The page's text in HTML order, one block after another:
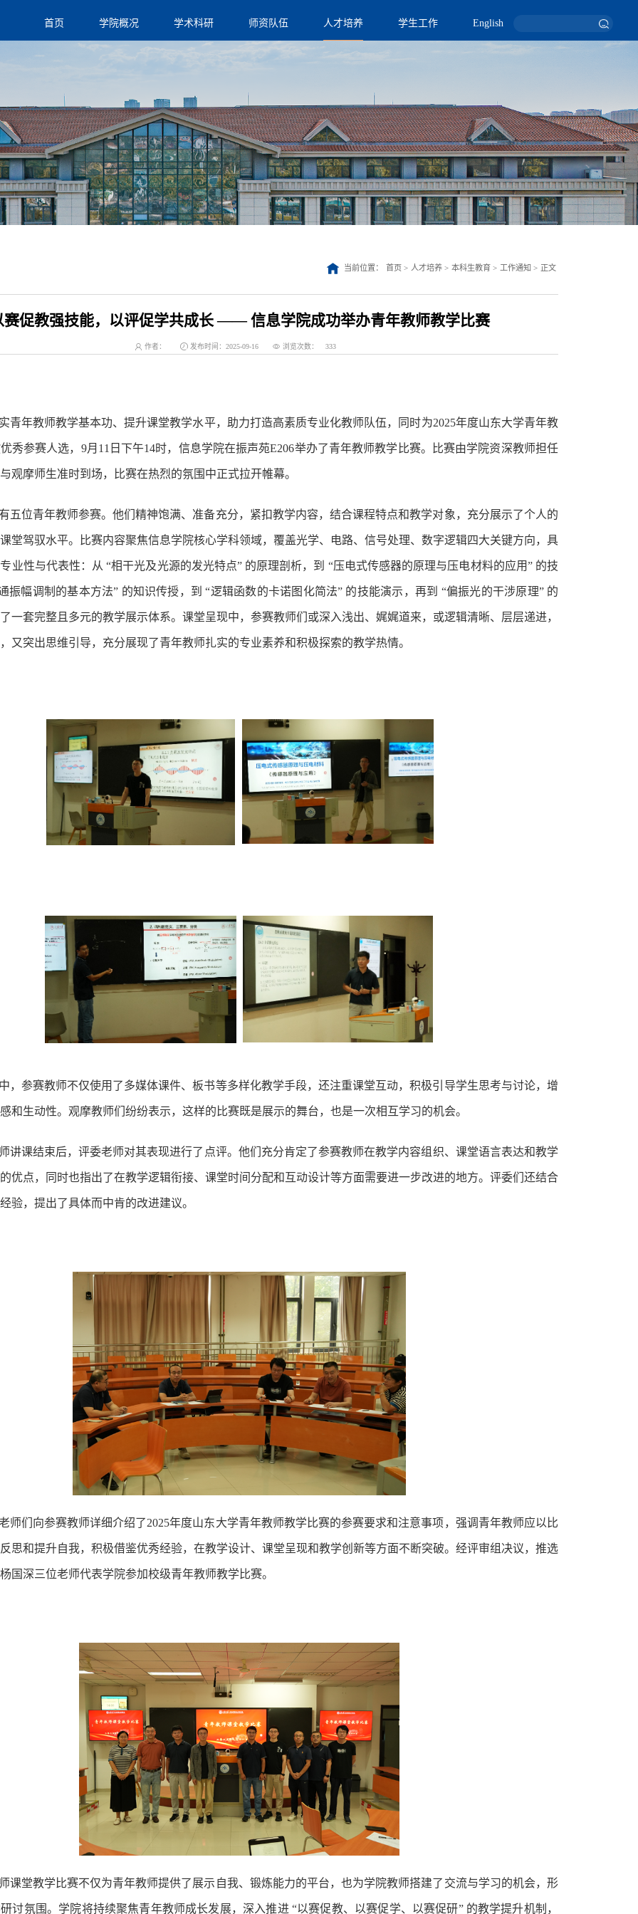
首页 学院概况 学术科研 师资队伍 人才培养 学生工作 English
当前位置： 首页 > 人才培养 > 本科生教育 > 工作通知 > 正文
赛促教强技能，以评促学共成长 —— 信息学院成功举办青年教师教学比赛
作者： 发布时间：2025-09-16 浏览次数： 333
青年教师教学基本功、提升课堂教学水平， 助力打造高素质专业化教师队伍，同时为2025年度山东大学青年教
秀参赛人选，9月11日下午14时，信息学院在振声苑E206举办了青年教师教学比赛。 比赛由学院资深教师担任
观摩师生准时到场，比赛在热烈的氛围中正式拉开帷幕。
五位青年教师参赛。他们精神饱满、准备充分，紧扣教学内容，结合课程特点和教学对象，充分展示了个人的
堂驾驭水平。比赛内容聚焦信息学院核心学科领域，覆盖光学、电路、信号处理、数字逻辑四大关键方向，具
业性与代表性：从 “相干光及光源的发光特点” 的原理剖析，到 “压电式传感器的原理与压电材料的应用” 的技
振幅调制的基本方法” 的知识传授，到 “逻辑函数的卡诺图化简法” 的技能演示，再到 “偏振光的干涉原理” 的
一套完整且多元的教学展示体系。课堂呈现中，参赛教师们或深入浅出、娓娓道来，或逻辑清晰、层层递进，
又突出思维引导，充分展现了青年教师扎实的专业素养和积极探索的教学热情。
，参赛教师不仅使用了多媒体课件、板书等多样化教学手段，还注重课堂互动，积极引导学生思考与讨论，增
和生动性。观摩教师们纷纷表示，这样的比赛既是展示的舞台，也是一次相互学习的机会。
讲课结束后，评委老师对其表现进行了点评。他们充分肯定了参赛教师在教学内容组织、课堂语言表达和教学
优点，同时也指出了在教学逻辑衔接、课堂时间分配和互动设计等方面需要进一步改进的地方。评委们还结合
验，提出了具体而中肯的改进建议。
师们向参赛教师详细介绍了2025年度山东大学青年教师教学比赛的参赛要求和注意事项，强调青年教师应以比
思和提升自我，积极借鉴优秀经验，在教学设计、课堂呈现和教学创新等方面不断突破。 经评审组决议，推选
国深三位老师代表学院参加校级青年教师教学比赛。
课堂教学比赛不仅为青年教师提供了展示自我、锻炼能力的平台，也为学院教师搭建了交流与学习的机会，形
讨氛围。 学院将持续聚焦青年教师成长发展，深入推进 “以赛促教、以赛促学、以赛促研” 的教学提升机制，